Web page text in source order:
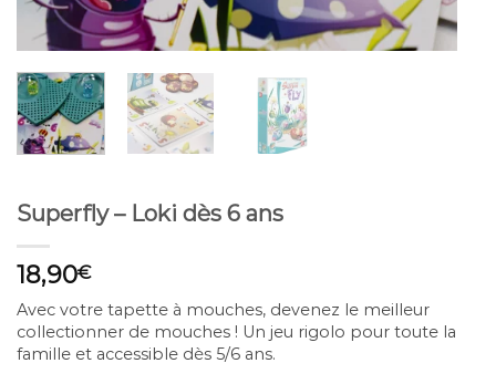
Superfly – Loki dès 6 ans
18,90€
Avec votre tapette à mouches, devenez le meilleur
collectionner de mouches ! Un jeu rigolo pour toute la
famille et accessible dès 5/6 ans.